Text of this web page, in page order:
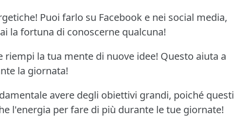
Puoi farlo su Facebook e nei social media,
la fortuna di conoscerne qualcuna!
riempi la tua mente di nuove idee! Questo aiuta a
la giornata!
avere degli obiettivi grandi, poiché questi
l'energia per fare di più durante le tue giornate!